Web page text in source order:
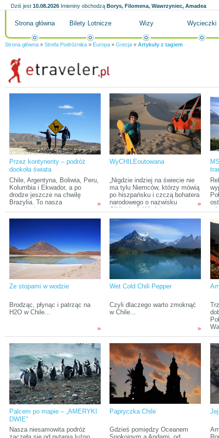
Dziś jest 10.08.2026 Imieniny obchodzą Borys, Filomena, Wawrzyniec, Amadea
Strona główna Bilety Lotnicze Wizy Wycieczki
Strona główna » Strefa Podróżnika » Europa » Grecja » Artykuły z tagiem
Przez kontynenty – podróż
dookoła świata
Chile, Argentyna, Boliwia, Peru,
Kolumbia i Ekwador, a po
drodze jeszcze na chwilę
Brazylia. To nasza
trzymiesięczna trasa w
żeby zarobić na dalszą podróż,
przylecieliśmy do Santiago
(stolicy Chile) w trzech
zespołach: Kuba z Martą,
Maciek z Hanią, która po 9
miesiącach w Polsce znów
dołączyła do ekipy Przez
Kontynenty oraz samotnie
»
WyCHILEoutowana
„Nigdzie indziej na świecie nie
ma tylu Niemców, którzy mówią
po hiszpańsku i czczą bohatera
narodowego o nazwisku
O’Higgins”. Właśnie ta,
na temat Chile pchnęła moje
zainteresowania w kierunku
owego chudego jak patyk kraju.
Choć od tamtego czasu minęło
już wiele lat, ciekawość
pozostała, ale decyzja o
wyjeździe zapadła dopiero
niedawno.
»
Ze stopami w wodzie
Brodząc, płynąc i patrząc na
H2O w Chile...
»
Wet Cold Chili Pepper
Czyli dlaczego warto zmoknąć
w Chile...
»
od
Palcem po mapie – „AMERYKI
DWIE”
Nasza niesamowita podróż
Papryczka Chile
Gdzieś pomiędzy Oceanem